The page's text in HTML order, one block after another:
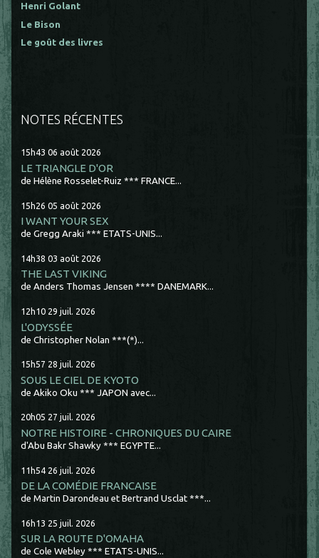
Henri Golant
Le Bison
Le goût des livres
NOTES RÉCENTES
15h43 06 août 2026
LE TRIANGLE D'OR
de Hélène Rosselet-Ruiz *** FRANCE...
15h26 05 août 2026
I WANT YOUR SEX
de Gregg Araki *** ETATS-UNIS...
14h38 03 août 2026
THE LAST VIKING
de Anders Thomas Jensen **** DANEMARK...
12h10 29 juil. 2026
L'ODYSSÉE
de Christopher Nolan ***(*)...
15h57 28 juil. 2026
SOUS LE CIEL DE KYOTO
de Akiko Oku *** JAPON avec...
20h05 27 juil. 2026
NOTRE HISTOIRE - CHRONIQUES DU CAIRE
d'Abu Bakr Shawky *** EGYPTE...
11h54 26 juil. 2026
DE LA COMÉDIE FRANCAISE
de Martin Darondeau et Bertrand Usclat ***...
16h13 25 juil. 2026
SUR LA ROUTE D'OMAHA
de Cole Webley *** ETATS-UNIS...